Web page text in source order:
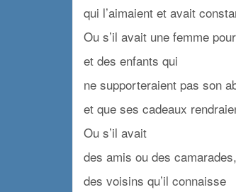
qui l’aimaient et avait
Ou s’il avait une femme
et des enfants qui
ne supporteraient pas son
et que ses cadeaux
Ou s’il avait
des amis ou des camarades,
des voisins qu’il connaisse